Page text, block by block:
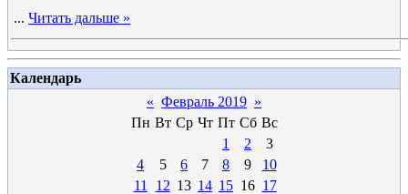
... Читать дальше »
Календарь
« Февраль 2019 »
Пн Вт Ср Чт Пт Сб Вс
1
2
3
4
5 6 7 8 9
10
11
12 13 14 15 16 17